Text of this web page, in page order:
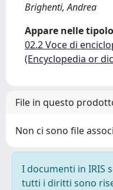
Brighenti, Andrea
Appare nelle
02.2 Voce di
(Encyclopedia or
File in questo
Non ci sono file
I documenti in IRIS
tutti i diritti sono